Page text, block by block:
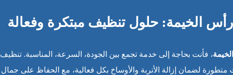
الخيمة: حلول تنظيف مبتكرة وفعالة
، فأنت بحاجة إلى خدمة تجمع بين الجودة، السرعة، المناسبة. تنظيف
لضمان إزالة الأتربة والأوساخ بكل فعالية، مع الحفاظ على جمال